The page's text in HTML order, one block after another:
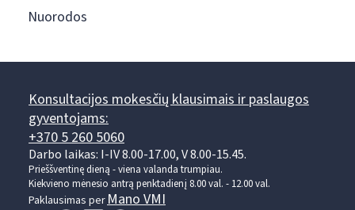
Nuorodos
Konsultacijos mokesčių klausimais ir paslaugos
gyventojams:
+370 5 260 5060
Darbo laikas: I-IV 8.00-17.00, V 8.00-15.45.
Prieššventinę dieną - viena valanda trumpiau.
Kiekvieno mėnesio antrą penktadienį 8.00 val. - 12.00 val.
Paklausimas per Mano VMI